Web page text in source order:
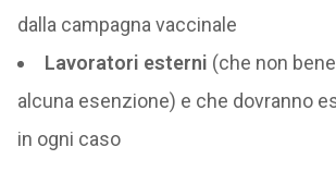
dalla campagna vaccinale
Lavoratori esterni (che non
alcuna esenzione) e che dovranno
in ogni caso